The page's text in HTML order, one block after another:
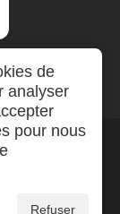
de
analyser
pour nous
Refuser